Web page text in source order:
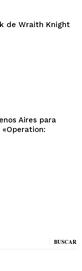
de Wraith Knight
Aires para